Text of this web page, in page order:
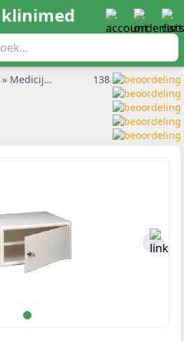
klinimed
» Medicijnkluis Opiatenkastje
138